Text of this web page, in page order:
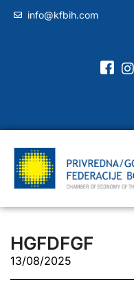
info@kfbih.com
HGFDFGF
13/08/2025